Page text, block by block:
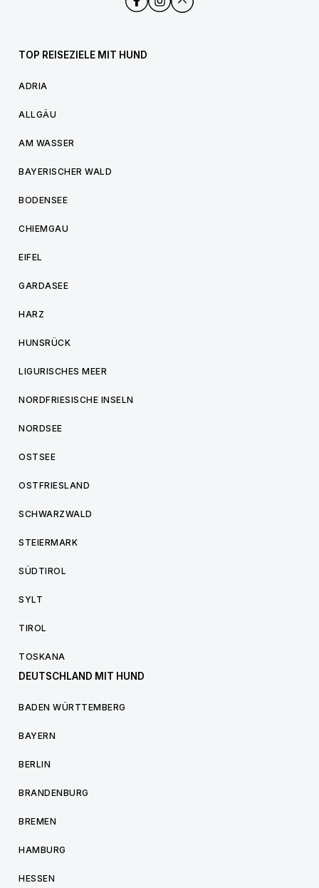
TOP REISEZIELE MIT HUND
ADRIA
ALLGÄU
AM WASSER
BAYERISCHER WALD
BODENSEE
CHIEMGAU
EIFEL
GARDASEE
HARZ
HUNSRÜCK
LIGURISCHES MEER
NORDFRIESISCHE INSELN
NORDSEE
OSTSEE
OSTFRIESLAND
SCHWARZWALD
STEIERMARK
SÜDTIROL
SYLT
TIROL
TOSKANA
DEUTSCHLAND MIT HUND
BADEN WÜRTTEMBERG
BAYERN
BERLIN
BRANDENBURG
BREMEN
HAMBURG
HESSEN